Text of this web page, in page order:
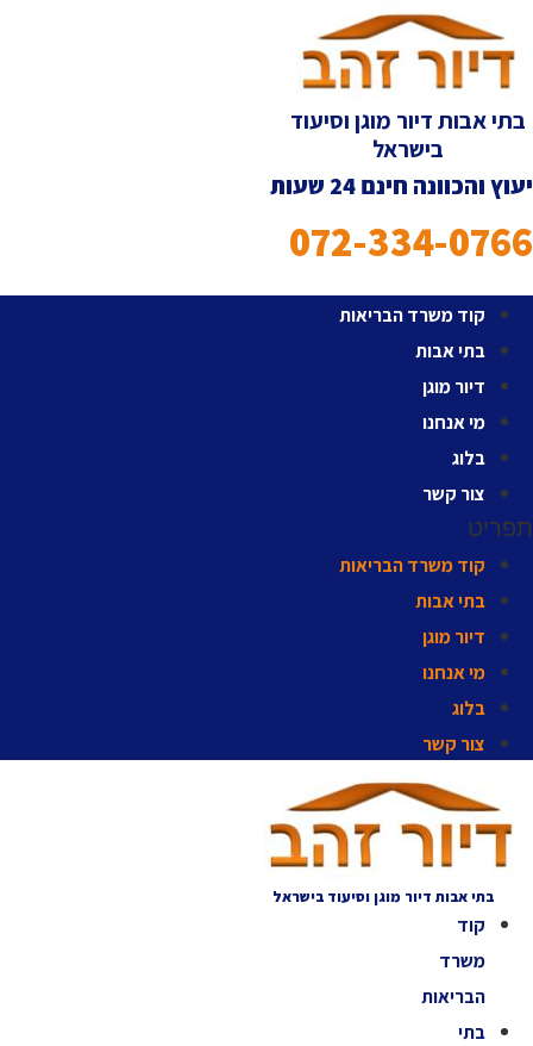
לתוכן
בתי אבות דיור מוגן וסיעוד
בישראל
יעוץ והכוונה חינם 24 שעות
072-334-0766
קוד משרד הבריאות
בתי אבות
דיור מוגן
מי אנחנו
בלוג
צור קשר
תפריט
קוד משרד הבריאות
בתי אבות
דיור מוגן
מי אנחנו
בלוג
צור קשר
בתי אבות דיור מוגן וסיעוד בישראל
קוד
משרד
הבריאות
בתי